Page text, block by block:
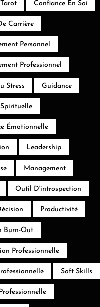
Confiance En Soi
Carrière
Personnel
Professionnel
Stress Guidance
Émotionnelle
Leadership
Management
Outil D'introspection
Productivité
Burn-Out
Professionnelle
Soft Skills